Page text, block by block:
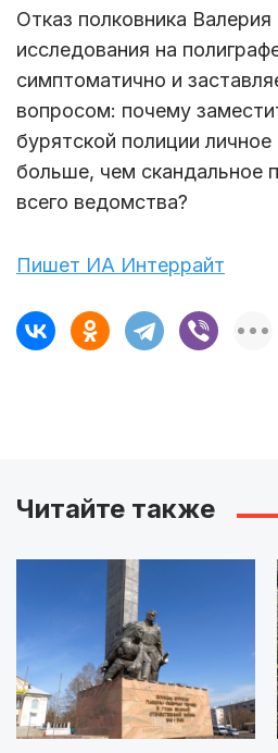
Отказ полковника Валерия
исследования на
симптоматично и
вопросом: почему
бурятской полиции
больше, чем скандальное
всего ведомства?
Пишет ИА Интеррайт
Читайте также